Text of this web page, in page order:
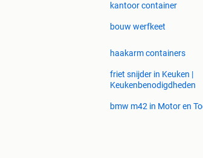
kantoor container
bouw werfkeet
haakarm containers
friet snijder in Keuken |
Keukenbenodigdheden
bmw m42 in Motor en